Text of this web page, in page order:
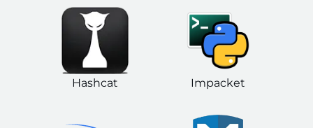
Hashcat Impacket